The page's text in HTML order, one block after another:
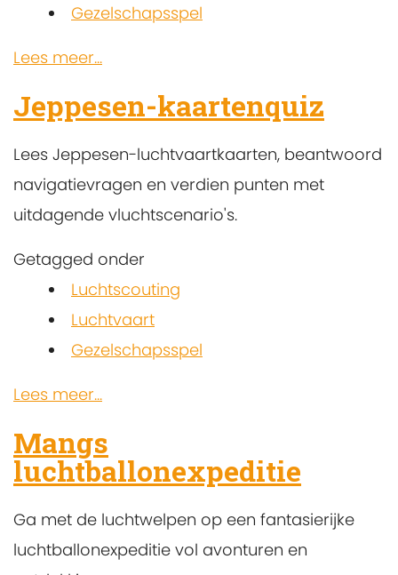
Gezelschapsspel
Lees meer...
Jeppesen-kaartenquiz
Lees Jeppesen-luchtvaartkaarten, beantwoord
navigatievragen en verdien punten met
uitdagende vluchtscenario's.
Getagged onder
Luchtscouting
Luchtvaart
Gezelschapsspel
Lees meer...
Mangs
luchtballonexpeditie
Ga met de luchtwelpen op een fantasierijke
luchtballonexpeditie vol avonturen en